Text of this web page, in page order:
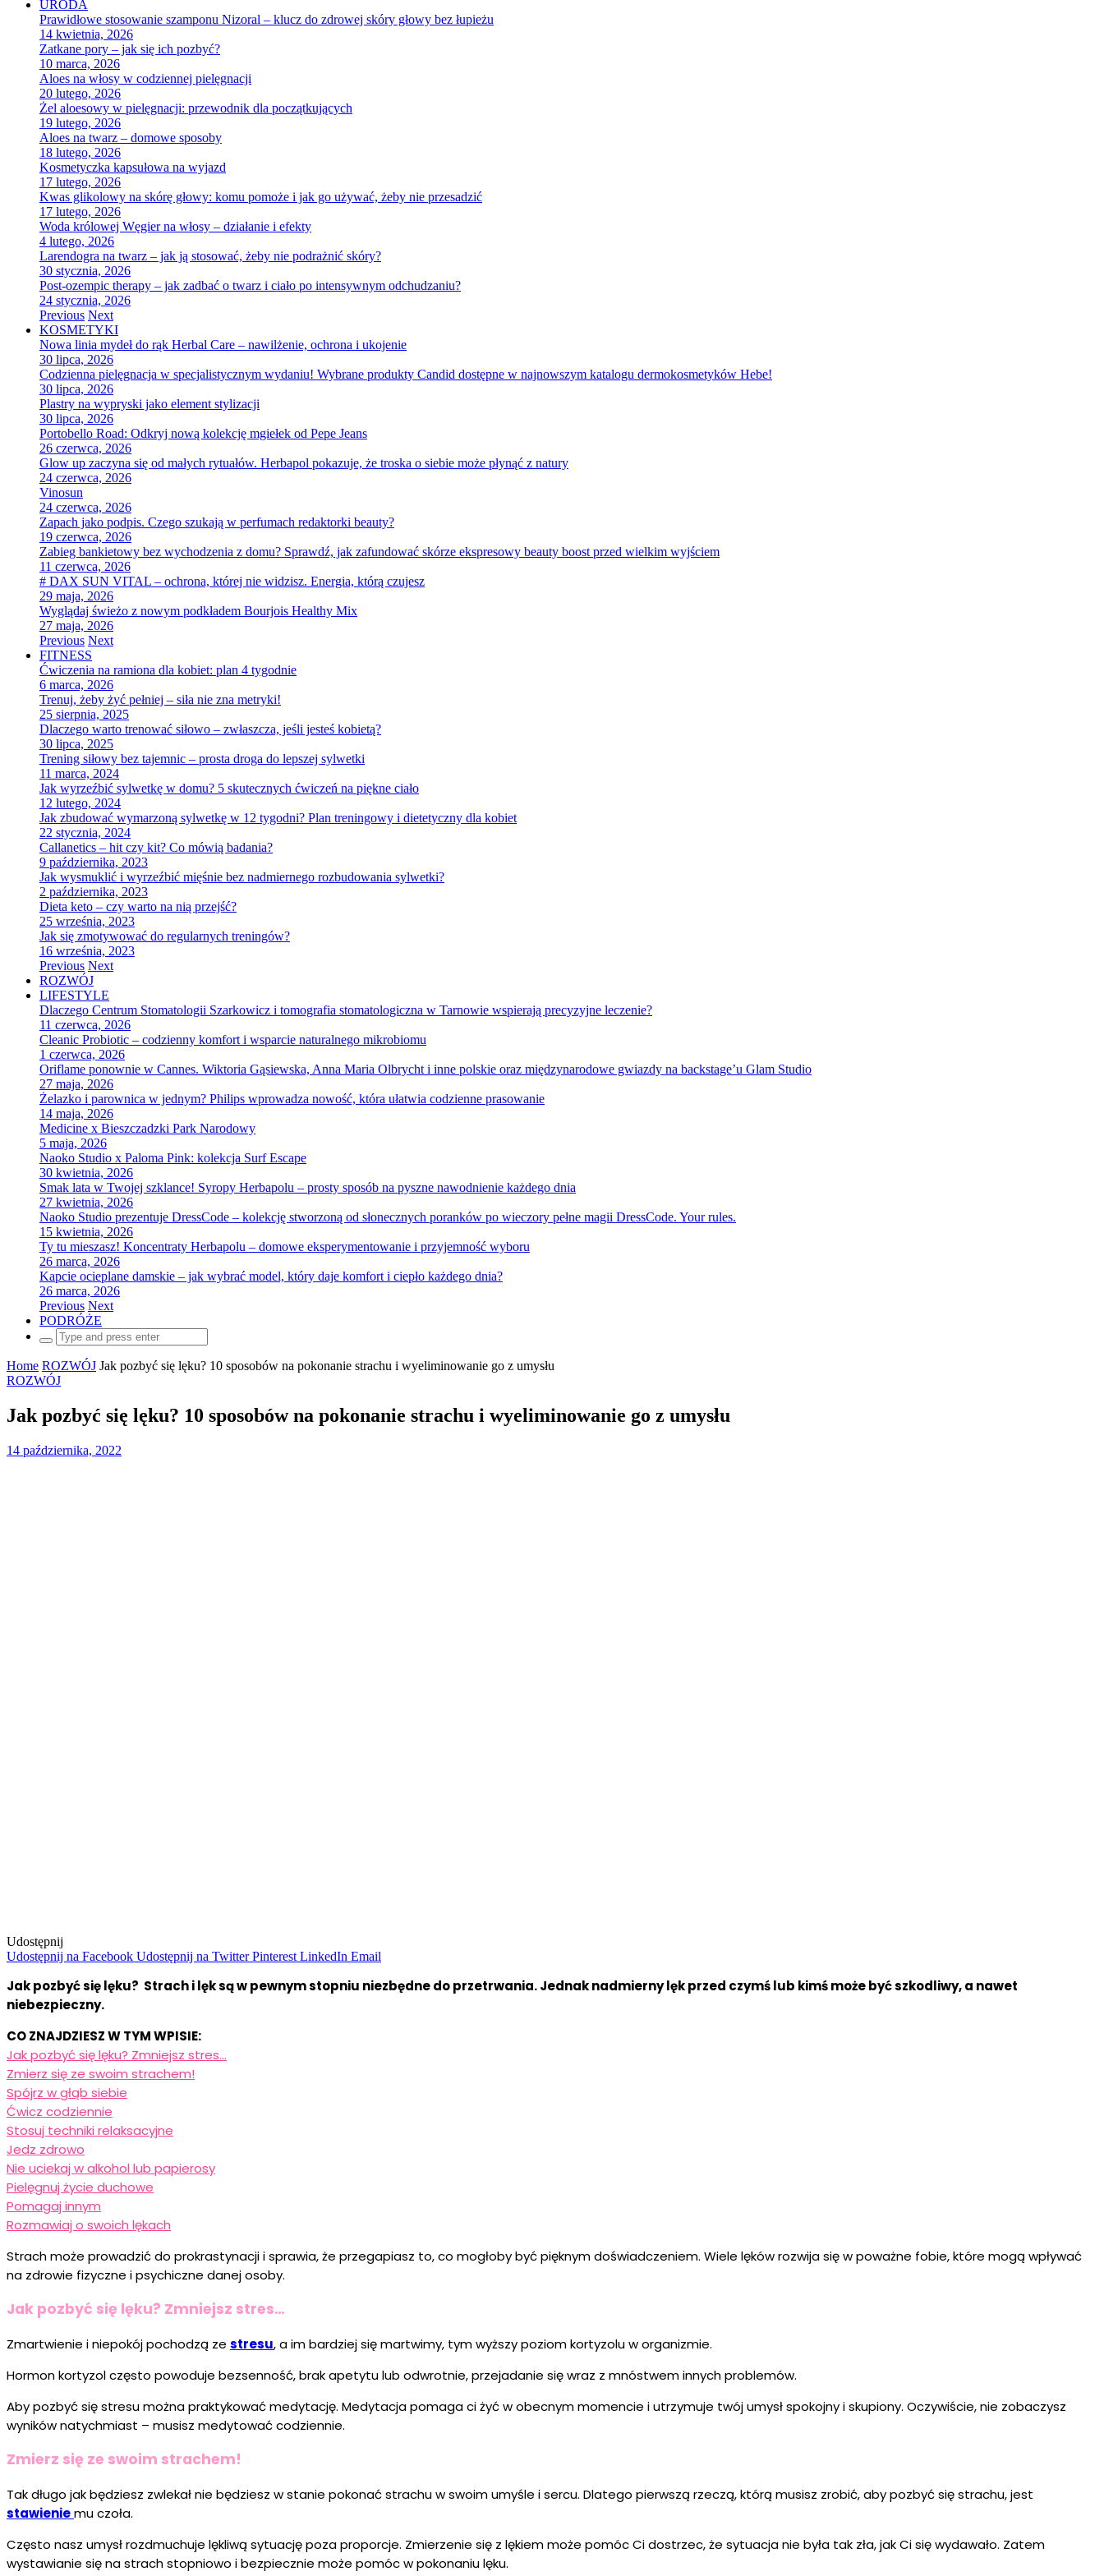
URODA
Prawidłowe stosowanie szamponu Nizoral – klucz do zdrowej skóry głowy bez łupieżu
14 kwietnia, 2026
Zatkane pory – jak się ich pozbyć?
10 marca, 2026
Aloes na włosy w codziennej pielęgnacji
20 lutego, 2026
Żel aloesowy w pielęgnacji: przewodnik dla początkujących
19 lutego, 2026
Aloes na twarz – domowe sposoby
18 lutego, 2026
Kosmetyczka kapsułowa na wyjazd
17 lutego, 2026
Kwas glikolowy na skórę głowy: komu pomoże i jak go używać, żeby nie przesadzić
17 lutego, 2026
Woda królowej Węgier na włosy – działanie i efekty
4 lutego, 2026
Larendogra na twarz – jak ją stosować, żeby nie podrażnić skóry?
30 stycznia, 2026
Post-ozempic therapy – jak zadbać o twarz i ciało po intensywnym odchudzaniu?
24 stycznia, 2026
Previous Next
KOSMETYKI
Nowa linia mydeł do rąk Herbal Care – nawilżenie, ochrona i ukojenie
30 lipca, 2026
Codzienna pielęgnacja w specjalistycznym wydaniu! Wybrane produkty Candid dostępne w najnowszym katalogu dermokosmetyków Hebe!
30 lipca, 2026
Plastry na wypryski jako element stylizacji
30 lipca, 2026
Portobello Road: Odkryj nową kolekcję mgiełek od Pepe Jeans
26 czerwca, 2026
Glow up zaczyna się od małych rytuałów. Herbapol pokazuje, że troska o siebie może płynąć z natury
24 czerwca, 2026
Vinosun
24 czerwca, 2026
Zapach jako podpis. Czego szukają w perfumach redaktorki beauty?
19 czerwca, 2026
Zabieg bankietowy bez wychodzenia z domu? Sprawdź, jak zafundować skórze ekspresowy beauty boost przed wielkim wyjściem
11 czerwca, 2026
# DAX SUN VITAL – ochrona, której nie widzisz. Energia, którą czujesz
29 maja, 2026
Wyglądaj świeżo z nowym podkładem Bourjois Healthy Mix
27 maja, 2026
Previous Next
FITNESS
Ćwiczenia na ramiona dla kobiet: plan 4 tygodnie
6 marca, 2026
Trenuj, żeby żyć pełniej – siła nie zna metryki!
25 sierpnia, 2025
Dlaczego warto trenować siłowo – zwłaszcza, jeśli jesteś kobietą?
30 lipca, 2025
Trening siłowy bez tajemnic – prosta droga do lepszej sylwetki
11 marca, 2024
Jak wyrzeźbić sylwetkę w domu? 5 skutecznych ćwiczeń na piękne ciało
12 lutego, 2024
Jak zbudować wymarzoną sylwetkę w 12 tygodni? Plan treningowy i dietetyczny dla kobiet
22 stycznia, 2024
Callanetics – hit czy kit? Co mówią badania?
9 października, 2023
Jak wysmuklić i wyrzeźbić mięśnie bez nadmiernego rozbudowania sylwetki?
2 października, 2023
Dieta keto – czy warto na nią przejść?
25 września, 2023
Jak się zmotywować do regularnych treningów?
16 września, 2023
Previous Next
ROZWÓJ
LIFESTYLE
Dlaczego Centrum Stomatologii Szarkowicz i tomografia stomatologiczna w Tarnowie wspierają precyzyjne leczenie?
11 czerwca, 2026
Cleanic Probiotic – codzienny komfort i wsparcie naturalnego mikrobiomu
1 czerwca, 2026
Oriflame ponownie w Cannes. Wiktoria Gąsiewska, Anna Maria Olbrycht i inne polskie oraz międzynarodowe gwiazdy na backstage’u Glam Studio
27 maja, 2026
Żelazko i parownica w jednym? Philips wprowadza nowość, która ułatwia codzienne prasowanie
14 maja, 2026
Medicine x Bieszczadzki Park Narodowy
5 maja, 2026
Naoko Studio x Paloma Pink: kolekcja Surf Escape
30 kwietnia, 2026
Smak lata w Twojej szklance! Syropy Herbapolu – prosty sposób na pyszne nawodnienie każdego dnia
27 kwietnia, 2026
Naoko Studio prezentuje DressCode – kolekcję stworzoną od słonecznych poranków po wieczory pełne magii DressCode. Your rules.
15 kwietnia, 2026
Ty tu mieszasz! Koncentraty Herbapolu – domowe eksperymentowanie i przyjemność wyboru
26 marca, 2026
Kapcie ocieplane damskie – jak wybrać model, który daje komfort i ciepło każdego dnia?
26 marca, 2026
Previous Next
PODRÓŻE
Search
for:
Home ROZWÓJ Jak pozbyć się lęku? 10 sposobów na pokonanie strachu i wyeliminowanie go z umysłu
ROZWÓJ
Jak pozbyć się lęku? 10 sposobów na pokonanie strachu i wyeliminowanie go z umysłu
14 października, 2022
Udostępnij
Udostępnij na Facebook Udostępnij na Twitter Pinterest LinkedIn Email
Jak pozbyć się lęku? Strach i lęk są w pewnym stopniu niezbędne do przetrwania. Jednak nadmierny lęk przed czymś lub kimś może być szkodliwy, a nawet
niebezpieczny.
CO ZNAJDZIESZ W TYM WPISIE:
Jak pozbyć się lęku? Zmniejsz stres…
Zmierz się ze swoim strachem!
Spójrz w głąb siebie
Ćwicz codziennie
Stosuj techniki relaksacyjne
Jedz zdrowo
Nie uciekaj w alkohol lub papierosy
Pielęgnuj życie duchowe
Pomagaj innym
Rozmawiaj o swoich lękach
Strach może prowadzić do prokrastynacji i sprawia, że przegapiasz to, co mogłoby być pięknym doświadczeniem. Wiele lęków rozwija się w poważne fobie, które mogą wpływać
na zdrowie fizyczne i psychiczne danej osoby.
Jak pozbyć się lęku? Zmniejsz stres…
Zmartwienie i niepokój pochodzą ze stresu, a im bardziej się martwimy, tym wyższy poziom kortyzolu w organizmie.
Hormon kortyzol często powoduje bezsenność, brak apetytu lub odwrotnie, przejadanie się wraz z mnóstwem innych problemów.
Aby pozbyć się stresu można praktykować medytację. Medytacja pomaga ci żyć w obecnym momencie i utrzymuje twój umysł spokojny i skupiony. Oczywiście, nie zobaczysz
wyników natychmiast – musisz medytować codziennie.
Zmierz się ze swoim strachem!
Tak długo jak będziesz zwlekał nie będziesz w stanie pokonać strachu w swoim umyśle i sercu. Dlatego pierwszą rzeczą, którą musisz zrobić, aby pozbyć się strachu, jest
stawieniemu czoła.
Często nasz umysł rozdmuchuje lękliwą sytuację poza proporcje. Zmierzenie się z lękiem może pomóc Ci dostrzec, że sytuacja nie była tak zła, jak Ci się wydawało. Zatem
wystawianie się na strach stopniowo i bezpiecznie może pomóc w pokonaniu lęku.